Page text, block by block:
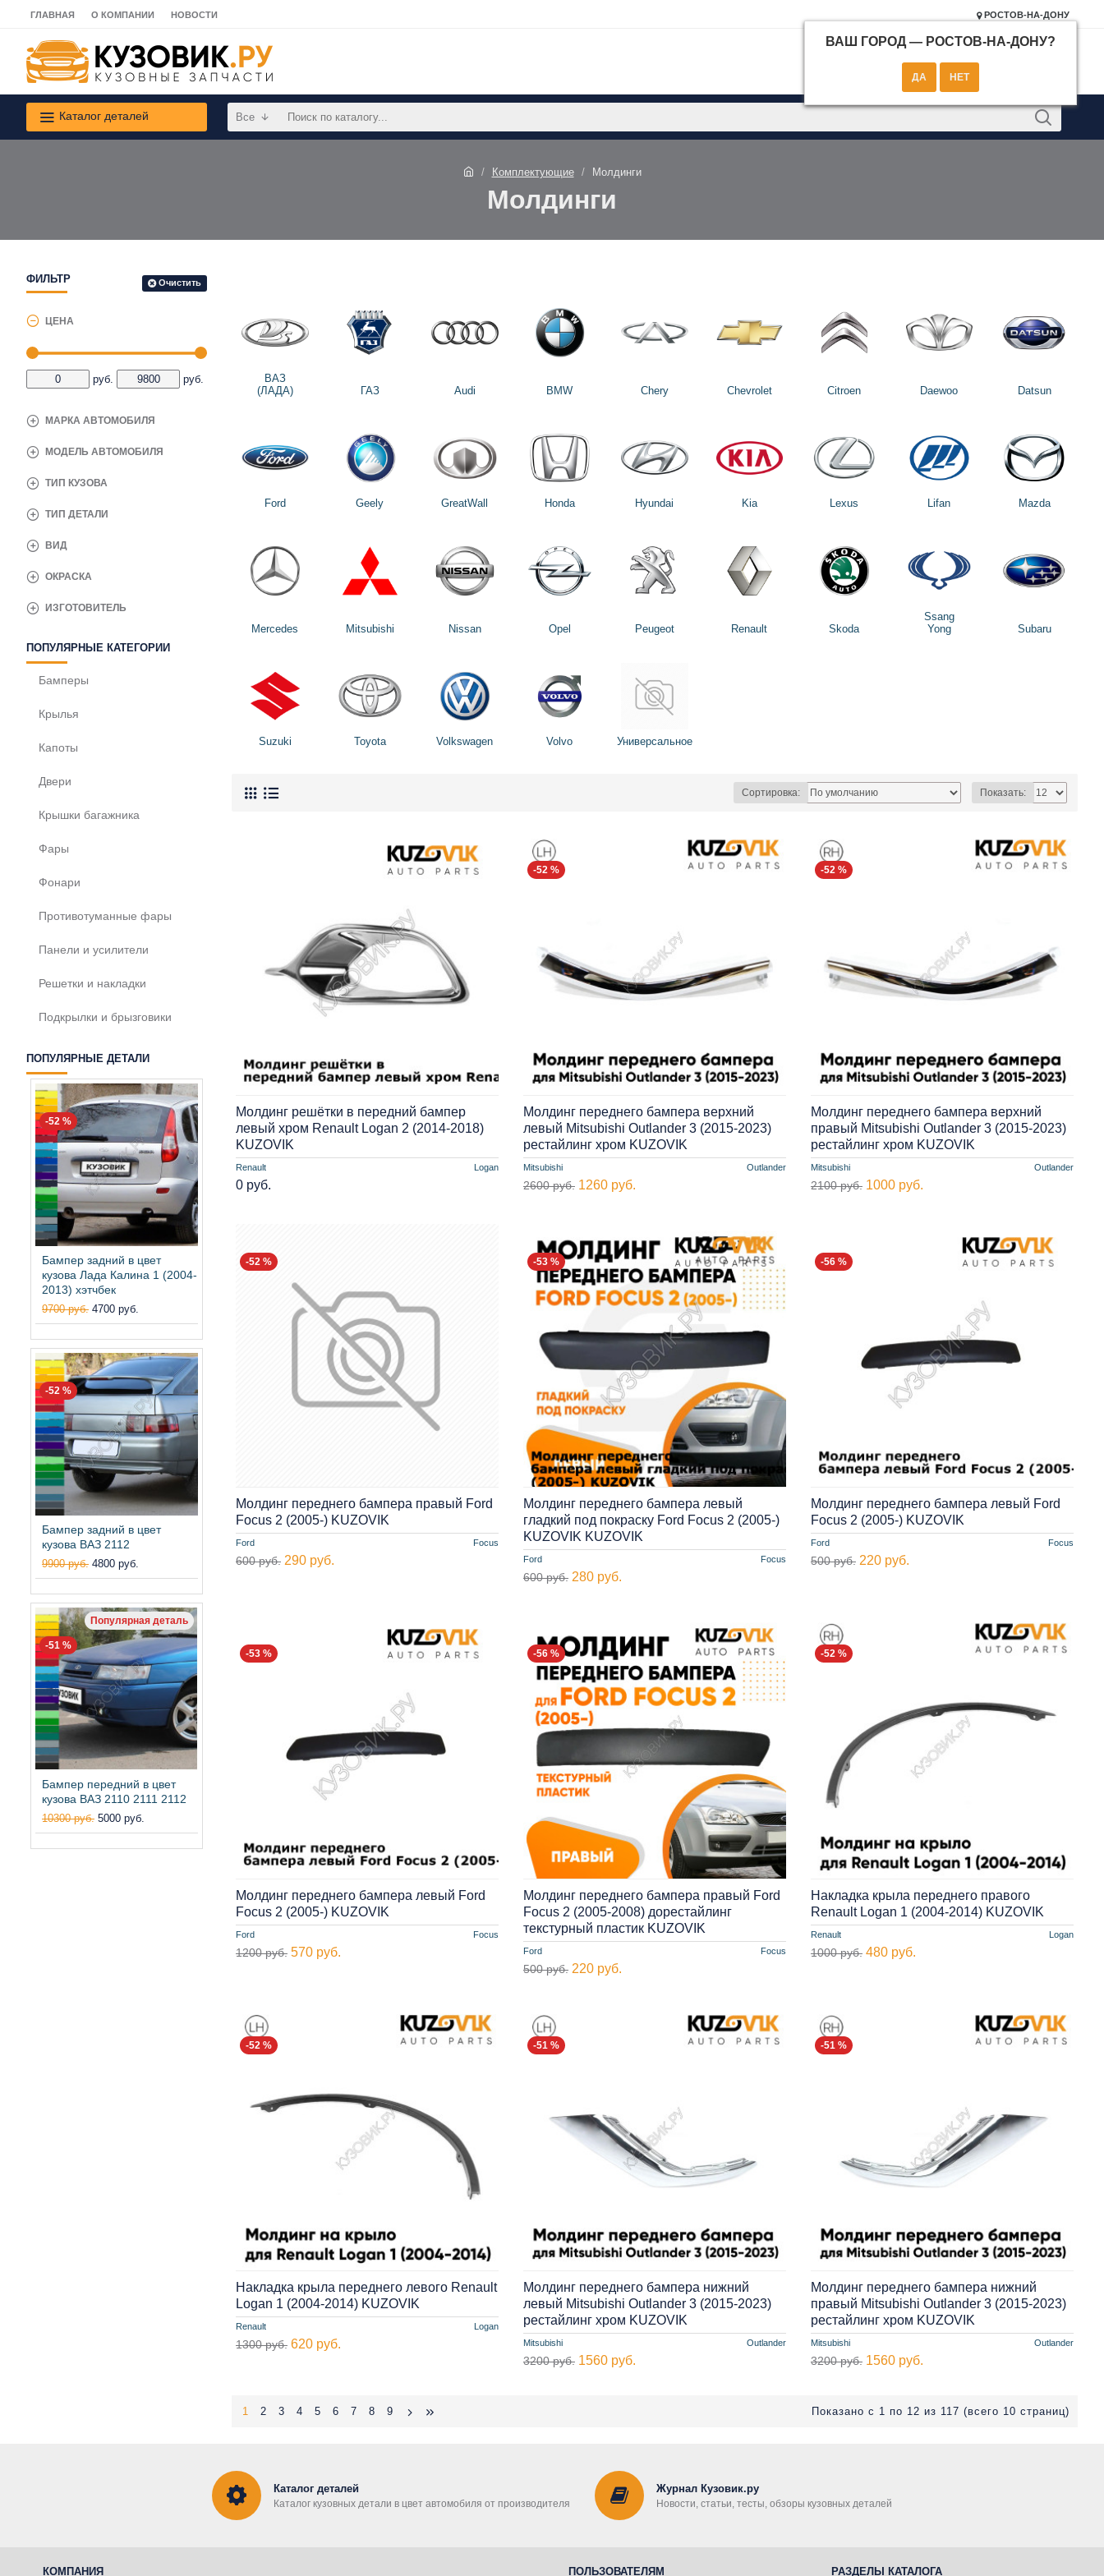
ГЛАВНАЯ О КОМПАНИИ НОВОСТИ РОСТОВ-НА-ДОНУ
ВАШ ГОРОД — РОСТОВ-НА-ДОНУ?
Каталог деталей Все
Комплектующие Молдинги
Молдинги
ФИЛЬТР Очистить
ЦЕНА
руб. руб.
МАРКА АВТОМОБИЛЯ
ОКРАСКА
МОДЕЛЬ АВТОМОБИЛЯ
ТИП КУЗОВА
ТИП ДЕТАЛИ
ИЗГОТОВИТЕЛЬ
ВИД
ПОПУЛЯРНЫЕ КАТЕГОРИИ
Бамперы
Крылья
Капоты
Двери
Крышки багажника
Фары
Фонари
Противотуманные фары
Панели и усилители
Решетки и накладки
Подкрылки и брызговики
ПОПУЛЯРНЫЕ ДЕТАЛИ
-52 %
Бампер задний в цвет
кузова Лада Калина 1 (2004-
2013) хэтчбек
9700 руб. 4700 руб.
-52 %
Бампер задний в цвет
кузова ВАЗ 2112
9900 руб. 4800 руб.
Популярная деталь
-51 %
Бампер передний в цвет
кузова ВАЗ 2110 2111 2112
10300 руб. 5000 руб.
ВАЗ
(ЛАДА)
ГАЗ Audi BMW Chery Chevrolet Citroen Daewoo Datsun
Ford Geely GreatWall Honda Hyundai Kia Lexus Lifan Mazda
Mercedes Mitsubishi Nissan Opel Peugeot Renault Skoda
Ssang
Yong
Subaru
Suzuki Toyota Volkswagen Volvo Универсальное
Сортировка: Показать:
Renault Logan
Молдинг решётки в передний бампер
левый хром Renault Logan 2 (2014-2018)
KUZOVIK
0 руб.
-52 %
Mitsubishi Outlander
Молдинг переднего бампера верхний
левый Mitsubishi Outlander 3 (2015-2023)
рестайлинг хром KUZOVIK
2600 руб. 1260 руб.
-52 %
Mitsubishi Outlander
Молдинг переднего бампера верхний
правый Mitsubishi Outlander 3 (2015-2023)
рестайлинг хром KUZOVIK
2100 руб. 1000 руб.
-52 %
Ford Focus
Молдинг переднего бампера правый Ford
Focus 2 (2005-) KUZOVIK
600 руб. 290 руб.
-53 %
Ford Focus
Молдинг переднего бампера левый
гладкий под покраску Ford Focus 2 (2005-)
KUZOVIK KUZOVIK
600 руб. 280 руб.
-56 %
Ford Focus
Молдинг переднего бампера левый Ford
Focus 2 (2005-) KUZOVIK
500 руб. 220 руб.
-53 %
Ford Focus
Молдинг переднего бампера левый Ford
Focus 2 (2005-) KUZOVIK
1200 руб. 570 руб.
-56 %
Ford Focus
Молдинг переднего бампера правый Ford
Focus 2 (2005-2008) дорестайлинг
текстурный пластик KUZOVIK
500 руб. 220 руб.
-52 %
Renault Logan
Накладка крыла переднего правого
Renault Logan 1 (2004-2014) KUZOVIK
1000 руб. 480 руб.
-52 %
Renault Logan
Накладка крыла переднего левого Renault
Logan 1 (2004-2014) KUZOVIK
1300 руб. 620 руб.
-51 %
Mitsubishi Outlander
Молдинг переднего бампера нижний
левый Mitsubishi Outlander 3 (2015-2023)
рестайлинг хром KUZOVIK
3200 руб. 1560 руб.
-51 %
Mitsubishi Outlander
Молдинг переднего бампера нижний
правый Mitsubishi Outlander 3 (2015-2023)
рестайлинг хром KUZOVIK
3200 руб. 1560 руб.
1 2 3 4 5 6 7 8 9 Показано с 1 по 12 из 117 (всего 10 страниц)
Каталог деталей
Каталог кузовных детали в цвет автомобиля от производителя
Журнал Кузовик.ру
Новости, статьи, тесты, обзоры кузовных деталей
КОМПАНИЯ ПОЛЬЗОВАТЕЛЯМ РАЗДЕЛЫ КАТАЛОГА